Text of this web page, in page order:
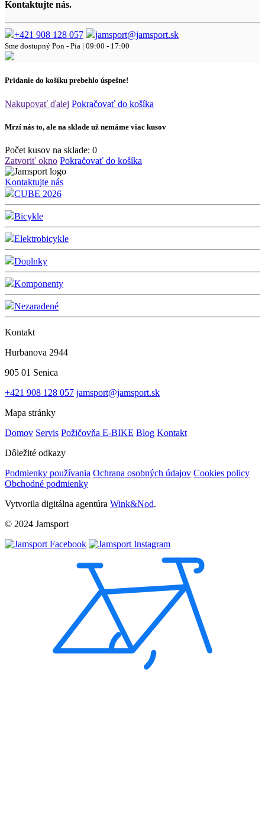
Kontaktujte nás.
+421 908 128 057 jamsport@jamsport.sk
Sme dostupný Pon - Pia | 09:00 - 17:00
Pridanie do košíku prebehlo úspešne!
Nakupovať ďalej Pokračovať do košíka
Mrzí nás to, ale na sklade už nemáme viac kusov
Počet kusov na sklade: 0
Zatvoriť okno Pokračovať do košíka
Kontaktujte nás
CUBE 2026
Bicykle
Elektrobicykle
Doplnky
Komponenty
Nezaradené
Kontakt
Hurbanova 2944
905 01 Senica
+421 908 128 057 jamsport@jamsport.sk
Mapa stránky
Domov Servis Požičovňa E-BIKE Blog Kontakt
Dôležité odkazy
Podmienky používania Ochrana osobných údajov Cookies policy
Obchodné podmienky
Vytvorila digitálna agentúra Wink&Nod.
© 2024 Jamsport